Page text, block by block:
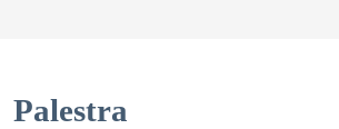
Palestra